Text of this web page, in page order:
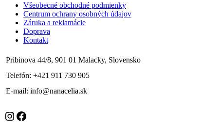
Všeobecné obchodné podmienky
Centrum ochrany osobných údajov
Záruka a reklamácie
Doprava
Kontakt
Pribinova 44/8, 901 01 Malacky, Slovensko
Telefón: +421 911 730 905
E-mail: info@nanacelia.sk
Instagram
Facebook